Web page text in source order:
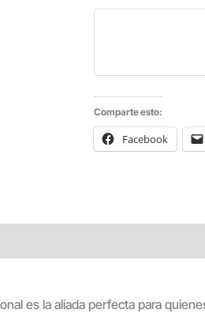
AZUL
Comparte esto:
Facebook
es la aliada perfecta para